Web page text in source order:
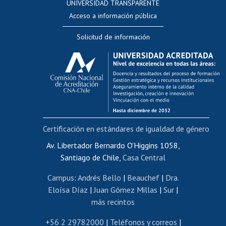
Evaluación docente
Calificación académica
Postulación al AUCAI
Funcionarias/os
Cursos internos de capacitación
Bienestar del personal
Portal de movilidad interna
Certificado de renta
Certificado de renta honorarios
Editar páginas blancas
Extranjeras/os
Revalidación y reconocimiento de títulos
UNIVERSIDAD TRANSPARENTE
Acceso a información pública
Solicitud de información
Av. Libertador Bernardo O'Higgins 1058,
Santiago de Chile, Casa Central
Campus: Andrés Bello | Beauchef| Dra.
Eloísa Díaz | Juan Gómez Millas | Sur |
más recintos
+56 2 29782000 | Teléfonos y correos |
Certificación en estándares de igualdad de género